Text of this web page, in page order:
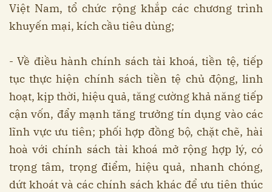
Việt Nam, tổ chức rộng khắp các chương trình
khuyến mại, kích cầu tiêu dùng;
- Về điều hành chính sách tài khoá, tiền tệ, tiếp
tục thực hiện chính sách tiền tệ chủ động, linh
hoạt, kịp thời, hiệu quả, tăng cường khả năng tiếp
cận vốn, đẩy mạnh tăng trưởng tín dụng vào các
lĩnh vực ưu tiên; phối hợp đồng bộ, chặt chẽ, hài
hoà với chính sách tài khoá mở rộng hợp lý, có
trọng tâm, trọng điểm, hiệu quả, nhanh chóng,
dứt khoát và các chính sách khác để ưu tiên thúc